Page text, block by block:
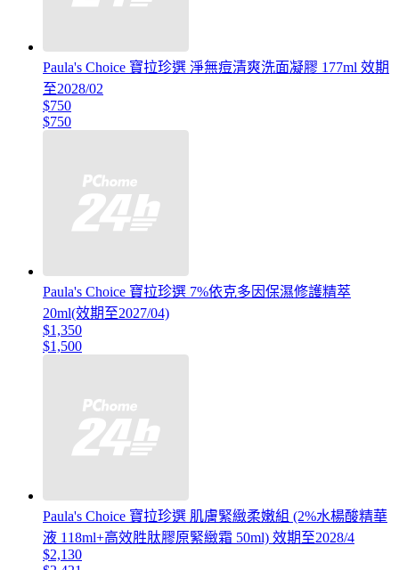
Paula's Choice 寶拉珍選 淨無痘清爽洗面凝膠 177ml 效期
至2028/02
$750
$750
Paula's Choice 寶拉珍選 7%依克多因保濕修護精萃
20ml(效期至2027/04)
$1,350
$1,500
Paula's Choice 寶拉珍選 肌膚緊緻柔嫩組 (2%水楊酸精華
液 118ml+高效胜肽膠原緊緻霜 50ml) 效期至2028/4
$2,130